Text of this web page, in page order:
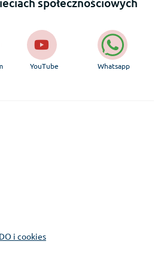
i cookies
społecznościowych
YouTube Whatsapp